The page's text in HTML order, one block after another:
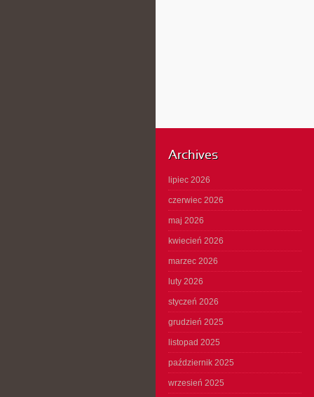
Archives
lipiec 2026
czerwiec 2026
maj 2026
kwiecień 2026
marzec 2026
luty 2026
styczeń 2026
grudzień 2025
listopad 2025
październik 2025
wrzesień 2025